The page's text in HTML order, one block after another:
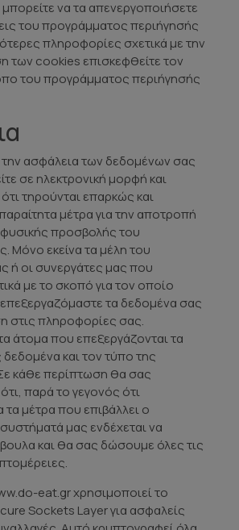
να τα απενεργοποιήσετε
του προγράμματος περιήγησής
πληροφορίες σχετικά με την
των cookies επισκεφθείτε τον
του προγράμματος περιήγησής
ασφάλεια των δεδομένων σας
σε ηλεκτρονική μορφή και
τηρούνται επαρκώς και
μέτρα για την αποτροπή
φυσικής προσβολής του
Μόνο εκείνα τα μέλη του
ή οι συνεργάτες μας που
με το σκοπό για τον οποίο
τα δεδομένα σας
στις πληροφορίες σας.
άτομα που επεξεργάζονται τα
και τον τύπο της
κάθε περίπτωση θα σας
παρά το γεγονός ότι
μέτρα που επιβάλλει ο
μας ενδέχεται να
και θα σας δώσουμε όλες τις
eat.gr χρησιμοποιεί το
Sockets Layer για ασφαλείς